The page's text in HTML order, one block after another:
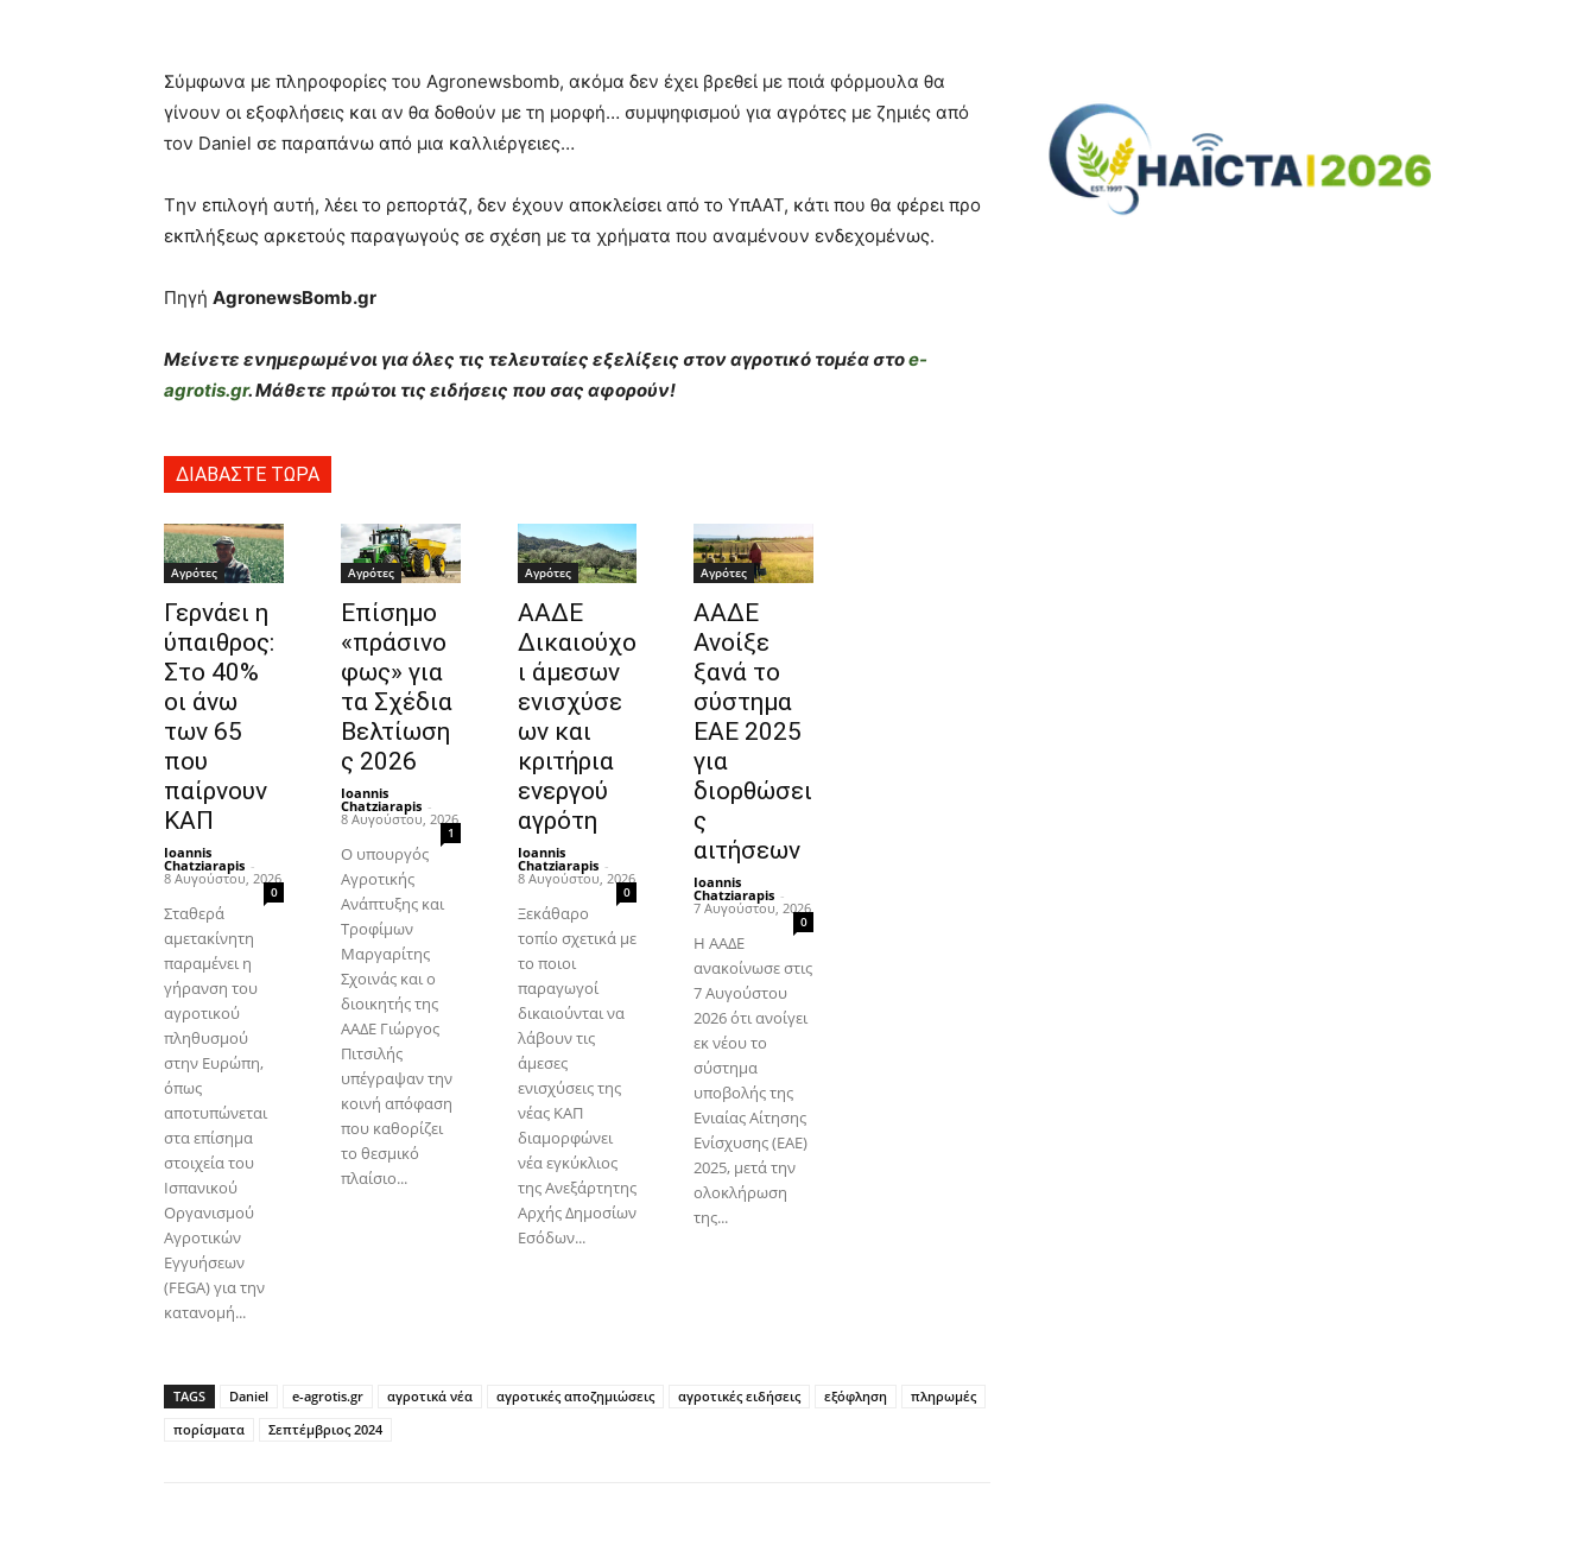
Σύμφωνα με πληροφορίες του Agronewsbomb, ακόμα δεν έχει βρεθεί με ποιά φόρμουλα θα
γίνουν οι εξοφλήσεις και αν θα δοθούν με τη μορφή… συμψηφισμού για αγρότες με ζημιές από
τον Daniel σε παραπάνω από μια καλλιέργειες…
Tην επιλογή αυτή, λέει το ρεπορτάζ, δεν έχουν αποκλείσει από το ΥπΑΑΤ, κάτι που θα φέρει προ
εκπλήξεως αρκετούς παραγωγούς σε σχέση με τα χρήματα που αναμένουν ενδεχομένως.
Πηγή AgronewsBomb.gr
Μείνετε ενημερωμένοι για όλες τις τελευταίες εξελίξεις στον αγροτικό τομέα στοe-
agrotis.gr. Μάθετε πρώτοι τις ειδήσεις που σας αφορούν!
ΔΙΑΒΑΣΤΕ ΤΩΡΑ
Αγρότες
Γερνάει η
ύπαιθρος:
Στο 40%
οι άνω
των 65
που
παίρνουν
ΚΑΠ
Ioannis
Chatziarapis -
8 Αυγούστου, 2026
0
Σταθερά
αμετακίνητη
παραμένει η
γήρανση του
αγροτικού
πληθυσμού
στην Ευρώπη,
όπως
αποτυπώνεται
στα επίσημα
στοιχεία του
Ισπανικού
Οργανισμού
Αγροτικών
Εγγυήσεων
(FEGA) για την
κατανομή...
Αγρότες
Επίσημο
«πράσινο
φως» για
τα Σχέδια
Βελτίωση
ς 2026
Ioannis
Chatziarapis -
8 Αυγούστου, 2026
1
Ο υπουργός
Αγροτικής
Ανάπτυξης και
Τροφίμων
Μαργαρίτης
Σχοινάς και ο
διοικητής της
ΑΑΔΕ Γιώργος
Πιτσιλής
υπέγραψαν την
κοινή απόφαση
που καθορίζει
το θεσμικό
πλαίσιο...
Αγρότες
ΑΑΔΕ
Δικαιούχο
ι άμεσων
ενισχύσε
ων και
κριτήρια
ενεργού
αγρότη
Ioannis
Chatziarapis -
8 Αυγούστου, 2026
0
Ξεκάθαρο
τοπίο σχετικά με
το ποιοι
παραγωγοί
δικαιούνται να
λάβουν τις
άμεσες
ενισχύσεις της
νέας ΚΑΠ
διαμορφώνει
νέα εγκύκλιος
της Ανεξάρτητης
Αρχής Δημοσίων
Εσόδων...
Αγρότες
ΑΑΔΕ
Ανοίξε
ξανά το
σύστημα
ΕΑΕ 2025
για
διορθώσει
ς
αιτήσεων
Ioannis
Chatziarapis -
7 Αυγούστου, 2026
0
Η ΑΑΔΕ
ανακοίνωσε στις
7 Αυγούστου
2026 ότι ανοίγει
εκ νέου το
σύστημα
υποβολής της
Ενιαίας Αίτησης
Ενίσχυσης (ΕΑΕ)
2025, μετά την
ολοκλήρωση
της...
TAGS Daniel e-agrotis.gr αγροτικά νέα αγροτικές αποζημιώσεις αγροτικές ειδήσεις εξόφληση
πληρωμές
πορίσματα
Σεπτέμβριος 2024